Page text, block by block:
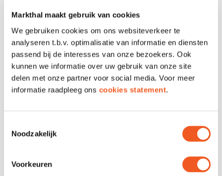
Markthal maakt gebruik van cookies
We gebruiken cookies om ons websiteverkeer te
analyseren t.b.v. optimalisatie van informatie en diensten
passend bij de interesses van onze bezoekers. Ook
kunnen we informatie over uw gebruik van onze site
delen met onze partner voor social media. Voor meer
informatie raadpleeg ons cookies statement.
Noodzakelijk
Voorkeuren
Website